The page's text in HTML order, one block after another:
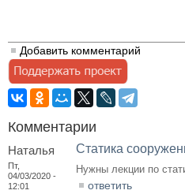
Добавить комментарий
Комментарии
Наталья
Пт,
04/03/2020 -
12:01
Статика
Нужны лекции по
ответить